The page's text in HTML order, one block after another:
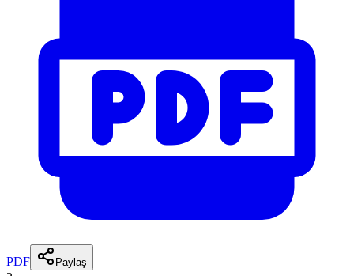
PDF Paylaş